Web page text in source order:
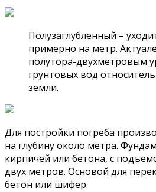
Полузаглубленный –
примерно на метр.
полутора-двухметровым
грунтовых вод
земли.
Для постройки погреба
на глубину около метра.
кирпичей или бетона, с
двух метров. Основой для
бетон или шифер.